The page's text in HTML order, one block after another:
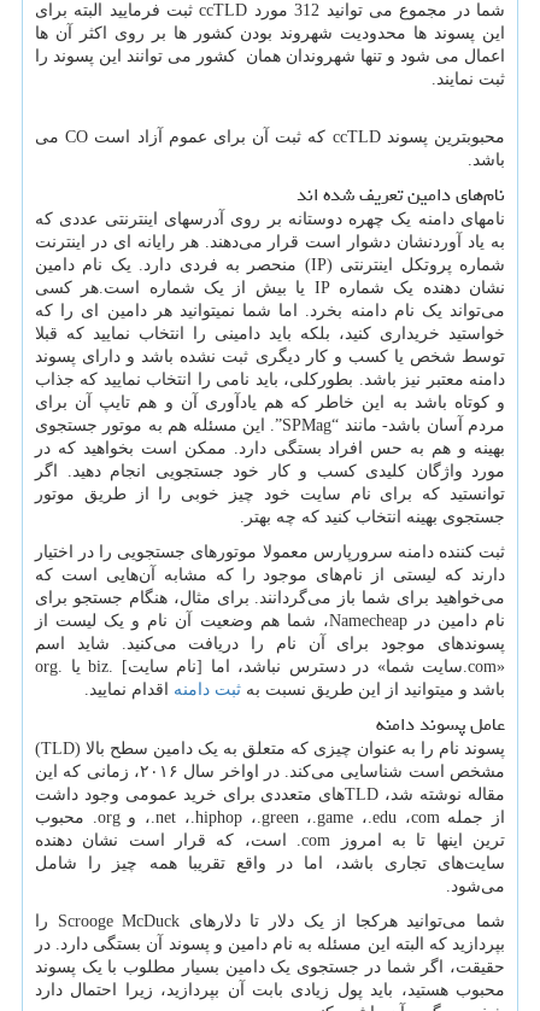
شما در مجموع می توانید 312 مورد ccTLDثبت فرمایید البته برای
این پسوند ها محدودیت شهروند بودن کشور ها بر روی اکثر آن ها
اعمال می شود و تنها شهروندان همان کشور می توانند این پسوند را
ثبت نمایند.
محبوبترین پسوندccTLD که ثبت آن برای عموم آزاد است COمی
باشد.
نام‌های دامین تعریف شده اند
نامهای دامنه یک چهره دوستانه بر روی آدرسهای اینترنتی عددی که
به یاد آوردنشان دشوار است قرار می‌دهند. هر رایانه ای در اینترنت
شماره پروتکل اینترنتی (IP) منحصر به فردی دارد. یک نام دامین
نشان دهنده یک شمارهIP یا بیش از یک شماره است.هر کسی
می‌تواند یک نام دامنه بخرد. اما شما نمیتوانید هر دامین ای را که
خواستید خریداری کنید، بلکه باید دامینی را انتخاب نمایید که قبلا
توسط شخص یا کسب و کار دیگری ثبت نشده باشد و دارای پسوند
دامنه معتبر نیز باشد. بطورکلی، باید نامی ‌را انتخاب نمایید که جذاب
و کوتاه باشد به این خاطر که هم یادآوری آن و هم تایپ آن برای
مردم آسان باشد- مانند “SPMag”. این مسئله هم به موتور جستجوی
بهینه و هم به حس افراد بستگی دارد. ممکن است بخواهید که در
مورد واژگان کلیدی کسب و کار خود جستجویی انجام دهید. اگر
توانستید که برای نام سایت خود چیز خوبی را از طریق موتور
جستجوی بهینه انتخاب کنید که چه بهتر.
ثبت کننده‌ دامنه سرورپارس معمولا موتورهای جستجویی را در اختیار
دارند که لیستی از نام‌های موجود را که مشابه آن‌هایی است که
می‌خواهید برای شما باز می‌گردانند. برای مثال، هنگام جستجو برای
نام دامین درNamecheap، شما هم وضعیت آن نام و یک لیست از
پسوندهای موجود برای آن نام را دریافت می‌کنید. شاید اسم
«
com.سایت شما» در دسترس نباشد، اما [نام سایت] .biz یا .org
باشد و میتوانید از این طریق نسبت به ثبت دامنه اقدام نمایید.
عامل پسوند دامنه
پسوند نام را به عنوان چیزی که متعلق به یک دامین سطح بالا (TLD
)
مشخص است شناسایی می‌کند. در اواخر سال ۲۰۱۶، زمانی که این
مقاله نوشته شد، TLDهای متعددی برای خرید عمومی‌ وجود داشت
از جملهcom،.edu، .game،.green،.hiphop، .net، وorg. محبوب
ترین اینها تا به امروز com. است، که قرار است نشان دهنده
سایت‌های تجاری باشد، اما در واقع تقریبا همه چیز را شامل
می‌شود.
شما می‌توانید هرکجا از یک دلار تا دلارهای Scrooge McDuck را
بپردازید که البته این مسئله به نام دامین و پسوند آن بستگی دارد. در
حقیقت، اگر شما در جستجوی یک دامین بسیار مطلوب با یک پسوند
محبوب هستید، باید پول زیادی بابت آن بپردازید، زیرا احتمال دارد